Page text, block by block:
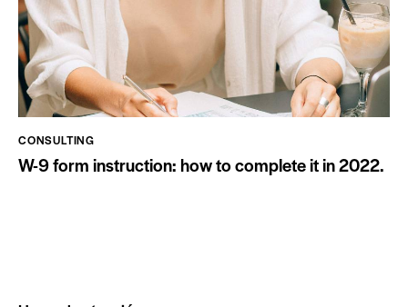
CONSULTING
W-9 form instruction: how to complete it in 2022.